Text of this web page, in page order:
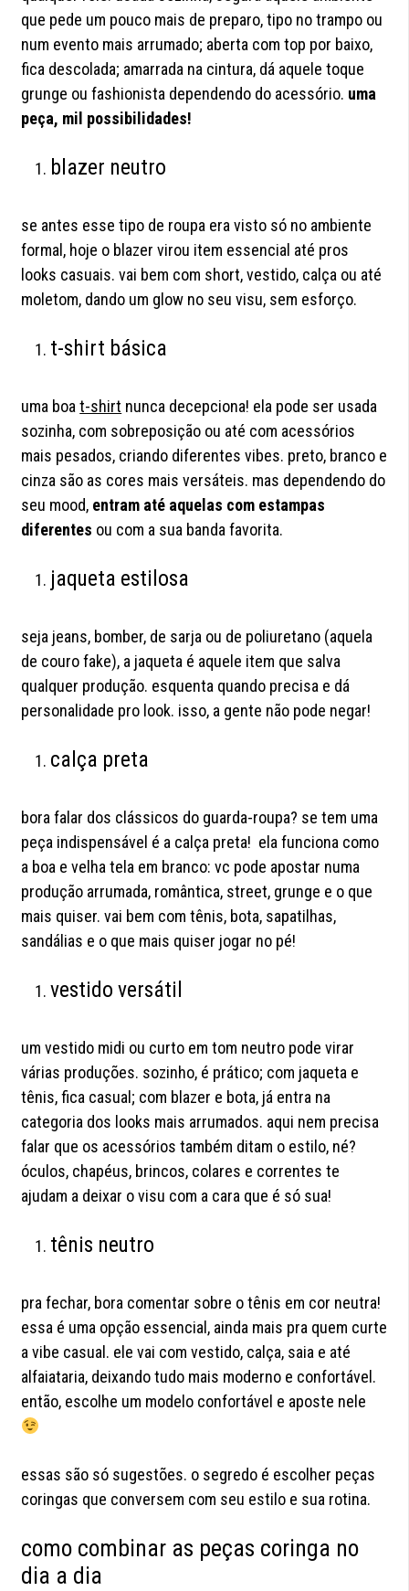
que pede um pouco mais de preparo, tipo no trampo ou
num evento mais arrumado; aberta com top por baixo,
fica descolada; amarrada na cintura, dá aquele toque
grunge ou fashionista dependendo do acessório. uma
peça, mil possibilidades!
blazer neutro
se antes esse tipo de roupa era visto só no ambiente
formal, hoje o blazer virou item essencial até pros
looks casuais. vai bem com short, vestido, calça ou até
moletom, dando um glow no seu visu, sem esforço.
t-shirt básica
uma boat-shirt nunca decepciona! ela pode ser usada
sozinha, com sobreposição ou até com acessórios
mais pesados, criando diferentes vibes. preto, branco e
cinza são as cores mais versáteis. mas dependendo do
seu mood, entram até aquelas com estampas
diferentes ou com a sua banda favorita.
jaqueta estilosa
seja jeans, bomber, de sarja ou de poliuretano (aquela
de couro fake), a jaqueta é aquele item que salva
qualquer produção. esquenta quando precisa e dá
personalidade pro look. isso, a gente não pode negar!
calça preta
bora falar dos clássicos do guarda-roupa? se tem uma
peça indispensável é a calça preta! ela funciona como
a boa e velha tela em branco: vc pode apostar numa
produção arrumada, romântica, street, grunge e o que
mais quiser. vai bem com tênis, bota, sapatilhas,
sandálias e o que mais quiser jogar no pé!
vestido versátil
um vestido midi ou curto em tom neutro pode virar
várias produções. sozinho, é prático; com jaqueta e
tênis, fica casual; com blazer e bota, já entra na
categoria dos looks mais arrumados. aqui nem precisa
falar que os acessórios também ditam o estilo, né?
óculos, chapéus, brincos, colares e correntes te
ajudam a deixar o visu com a cara que é só sua!
tênis neutro
pra fechar, bora comentar sobre o tênis em cor neutra!
essa é uma opção essencial, ainda mais pra quem curte
a vibe casual. ele vai com vestido, calça, saia e até
alfaiataria, deixando tudo mais moderno e confortável.
então, escolhe um modelo confortável e aposte nele
essas são só sugestões. o segredo é escolher peças
coringas que conversem com seu estilo e sua rotina.
como combinar as peças coringa no
dia a dia